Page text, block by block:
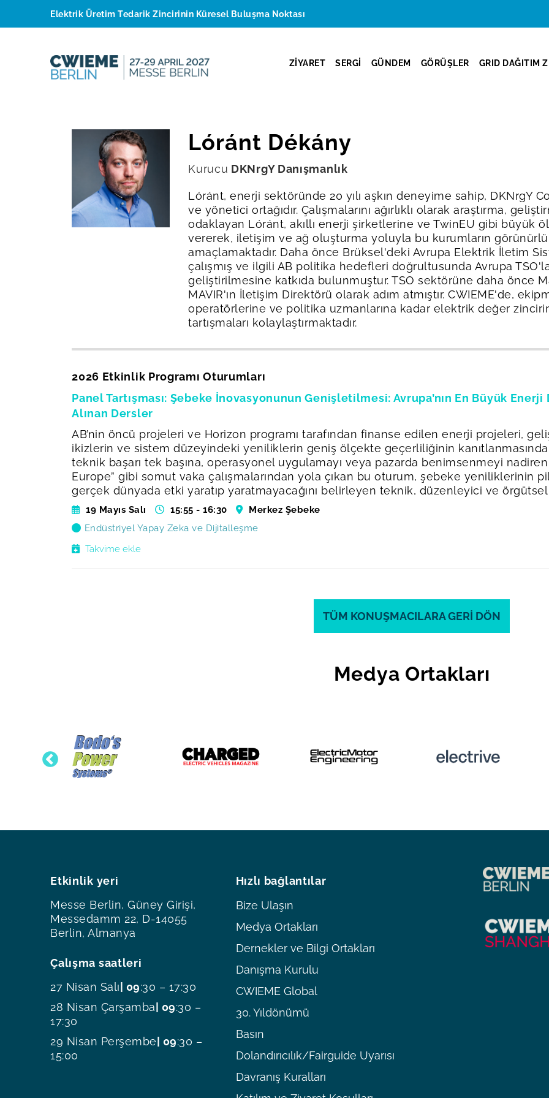
Elektrik Üretim Tedarik Zincirinin Küresel Buluşma Noktası
ZİYARET SERGİ GÜNDEM GÖRÜŞLER GRID DAĞITIM
Lóránt Dékány
Kurucu DKNrgY Danışmanlık
Lóránt, enerji sektöründe 20 yılı aşkın deneyime sahip, DKNrgY
ve yönetici ortağıdır. Çalışmalarını ağırlıklı olarak araştırma,
odaklayan Lóránt, akıllı enerji şirketlerine ve TwinEU gibi büyük
vererek, iletişim ve ağ oluşturma yoluyla bu kurumların
amaçlamaktadır. Daha önce Brüksel'deki Avrupa Elektrik İletim
çalışmış ve ilgili AB politika hedefleri doğrultusunda Avrupa
geliştirilmesine katkıda bulunmuştur. TSO sektörüne daha önce
MAVIR'ın İletişim Direktörü olarak adım atmıştır. CWIEME'de,
operatörlerine ve politika uzmanlarına kadar elektrik değer
tartışmaları kolaylaştırmaktadır.
2026 Etkinlik Programı Oturumları
Panel Tartışması: Şebeke İnovasyonunun Genişletilmesi: Avrupa’nın En Büyük
Alınan Dersler
AB’nin öncü projeleri ve Horizon programı tarafından finanse edilen enerji projeleri,
ikizlerin ve sistem düzeyindeki yeniliklerin geniş ölçekte geçerliliğinin
teknik başarı tek başına, operasyonel uygulamayı veya pazarda benimsenmeyi
Europe” gibi somut vaka çalışmalarından yola çıkan bu oturum, şebeke yeniliklerinin
gerçek dünyada etki yaratıp yaratmayacağını belirleyen teknik, düzenleyici ve
19 Mayıs Salı 15:55 - 16:30
Merkez Şebeke
Endüstriyel Yapay Zeka ve Dijitalleşme
Takvime ekle
TÜM KONUŞMACILARA GERİ DÖN
Medya Ortakları
Etkinlik yeri
Messe Berlin, Güney Girişi,
Messedamm 22, D-14055
Berlin, Almanya
Çalışma saatleri
27 Nisan Salı | 09:30 – 17:30
28 Nisan Çarşamba | 09:30 –
17:30
29 Nisan Perşembe | 09:30 –
15:00
Hızlı bağlantılar
Bize Ulaşın
Medya Ortakları
Dernekler ve Bilgi Ortakları
Danışma Kurulu
CWIEME Global
30. Yıldönümü
Basın
Dolandırıcılık/Fairguide Uyarısı
Davranış Kuralları